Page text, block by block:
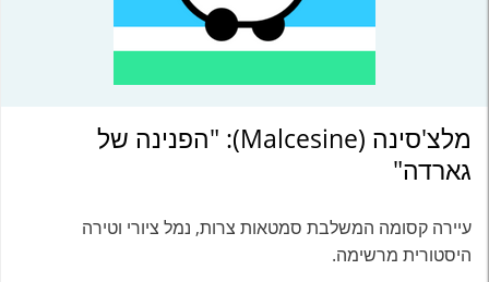
מלצ'סינה (Malcesine): "הפנינה של
גארדה"
עיירה קסומה המשלבת סמטאות צרות, נמל ציורי וטירה
היסטורית מרשימה.